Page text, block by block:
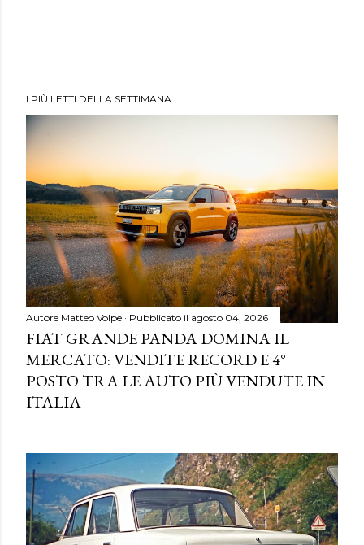
I PIÙ LETTI DELLA SETTIMANA
Autore Matteo Volpe Pubblicato il agosto 04, 2026
FIAT GRANDE PANDA DOMINA IL
MERCATO: VENDITE RECORD E 4°
POSTO TRA LE AUTO PIÙ VENDUTE IN
ITALIA